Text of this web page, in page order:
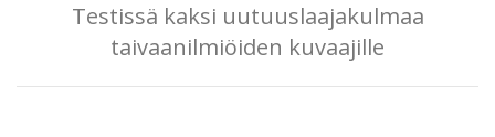
Testissä kaksi uutuuslaajakulmaa
taivaanilmiöiden kuvaajille